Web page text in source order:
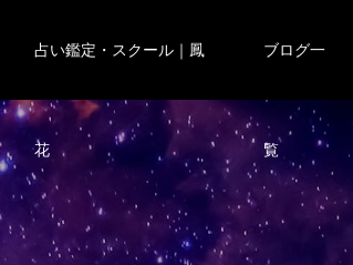
占い鑑定・スクール｜鳳
花
ブログ一
覧